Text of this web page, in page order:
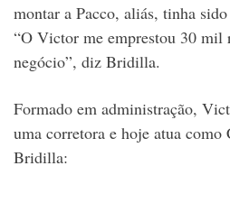
montar a Pacco, aliás, tinha
“O Victor me emprestou 30 mil
negócio”, diz Bridilla.
Formado em administração,
uma corretora e hoje atua como
Bridilla: